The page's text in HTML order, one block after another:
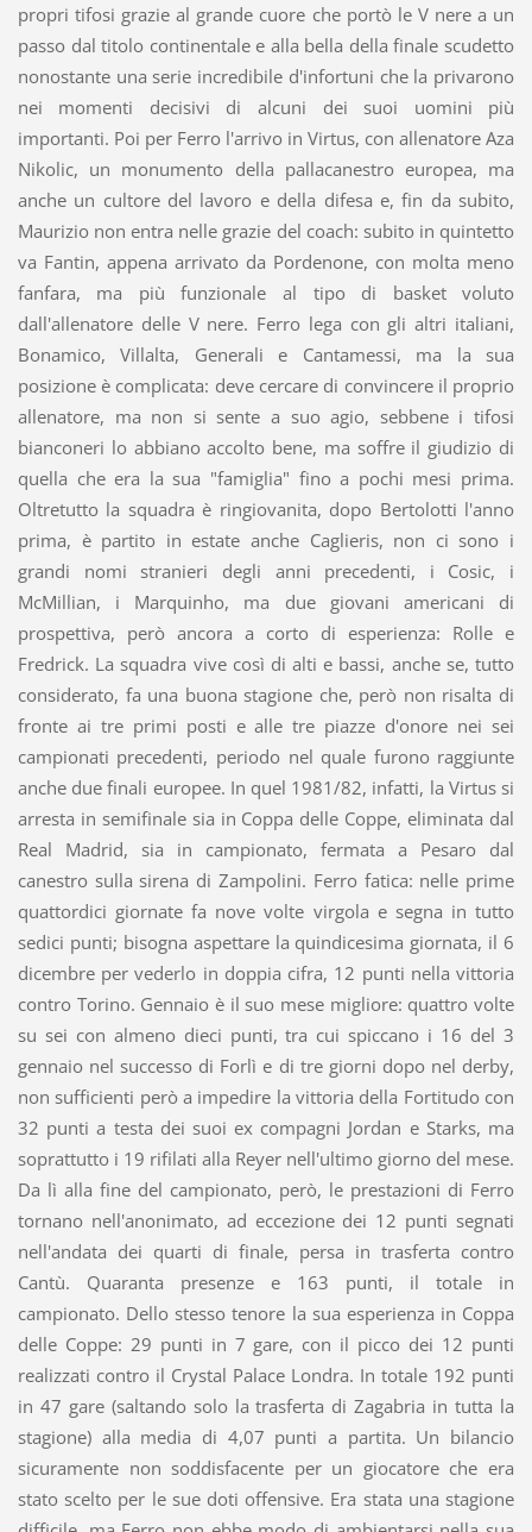
propri tifosi grazie al grande cuore che portò le V nere a un
passo dal titolo continentale e alla bella della finale scudetto
nonostante una serie incredibile d'infortuni che la privarono
nei momenti decisivi di alcuni dei suoi uomini più
importanti. Poi per Ferro l'arrivo in Virtus, con allenatore Aza
Nikolic, un monumento della pallacanestro europea, ma
anche un cultore del lavoro e della difesa e, fin da subito,
Maurizio non entra nelle grazie del coach: subito in quintetto
va Fantin, appena arrivato da Pordenone, con molta meno
fanfara, ma più funzionale al tipo di basket voluto
dall'allenatore delle V nere. Ferro lega con gli altri italiani,
Bonamico, Villalta, Generali e Cantamessi, ma la sua
posizione è complicata: deve cercare di convincere il proprio
allenatore, ma non si sente a suo agio, sebbene i tifosi
bianconeri lo abbiano accolto bene, ma soffre il giudizio di
quella che era la sua "famiglia" fino a pochi mesi prima.
Oltretutto la squadra è ringiovanita, dopo Bertolotti l'anno
prima, è partito in estate anche Caglieris, non ci sono i
grandi nomi stranieri degli anni precedenti, i Cosic, i
McMillian, i Marquinho, ma due giovani americani di
prospettiva, però ancora a corto di esperienza: Rolle e
Fredrick. La squadra vive così di alti e bassi, anche se, tutto
considerato, fa una buona stagione che, però non risalta di
fronte ai tre primi posti e alle tre piazze d'onore nei sei
campionati precedenti, periodo nel quale furono raggiunte
anche due finali europee. In quel 1981/82, infatti, la Virtus si
arresta in semifinale sia in Coppa delle Coppe, eliminata dal
Real Madrid, sia in campionato, fermata a Pesaro dal
canestro sulla sirena di Zampolini. Ferro fatica: nelle prime
quattordici giornate fa nove volte virgola e segna in tutto
sedici punti; bisogna aspettare la quindicesima giornata, il 6
dicembre per vederlo in doppia cifra, 12 punti nella vittoria
contro Torino. Gennaio è il suo mese migliore: quattro volte
su sei con almeno dieci punti, tra cui spiccano i 16 del 3
gennaio nel successo di Forlì e di tre giorni dopo nel derby,
non sufficienti però a impedire la vittoria della Fortitudo con
32 punti a testa dei suoi ex compagni Jordan e Starks, ma
soprattutto i 19 rifilati alla Reyer nell'ultimo giorno del mese.
Da lì alla fine del campionato, però, le prestazioni di Ferro
tornano nell'anonimato, ad eccezione dei 12 punti segnati
nell'andata dei quarti di finale, persa in trasferta contro
Cantù. Quaranta presenze e 163 punti, il totale in
campionato. Dello stesso tenore la sua esperienza in Coppa
delle Coppe: 29 punti in 7 gare, con il picco dei 12 punti
realizzati contro il Crystal Palace Londra. In totale 192 punti
in 47 gare (saltando solo la trasferta di Zagabria in tutta la
stagione) alla media di 4,07 punti a partita. Un bilancio
sicuramente non soddisfacente per un giocatore che era
stato scelto per le sue doti offensive. Era stata una stagione